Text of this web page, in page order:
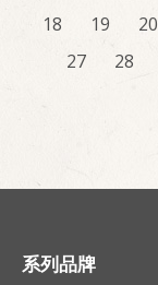
18
19 20
27
28
系列品牌